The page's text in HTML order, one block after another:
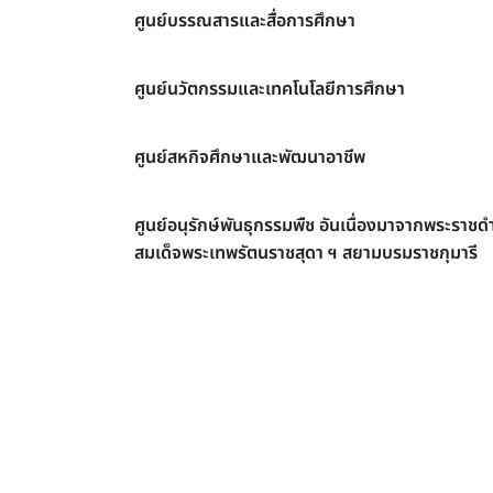
ศูนย์บรรณสารและสื่อการศึกษา
ศูนย์นวัตกรรมและเทคโนโลยีการศึกษา
ศูนย์สหกิจศึกษาและพัฒนาอาชีพ
ศูนย์อนุรักษ์พันธุกรรมพืช อันเนื่องมาจากพระราชด
สมเด็จพระเทพรัตนราชสุดา ฯ สยามบรมราชกุมารี